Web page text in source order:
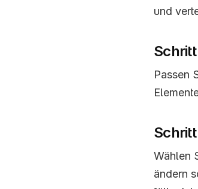
und
Passen
Wählen
ändern